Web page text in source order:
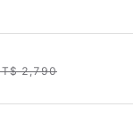
2,790